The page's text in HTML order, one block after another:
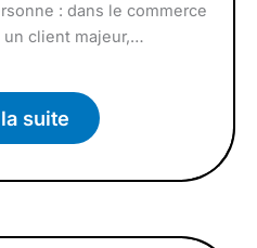
: dans le commerce
un client majeur,…
suite